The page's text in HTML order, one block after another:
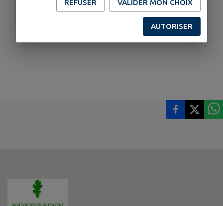
REFUSER VALIDER MON CHOIX
AUTORISER